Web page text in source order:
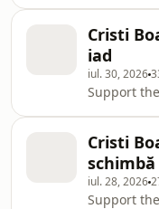
Cristi
iad
iul. 30, 2026
Support
Cristi
iul. 28, 2026
Support